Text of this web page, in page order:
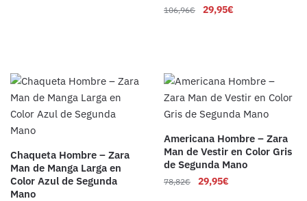
106,96€ 29,95€
Chaqueta Hombre – Zara
Man de Manga Larga en
Color Azul de Segunda
Mano
Americana Hombre – Zara
Man de Vestir en Color Gris
de Segunda Mano
78,82€ 29,95€